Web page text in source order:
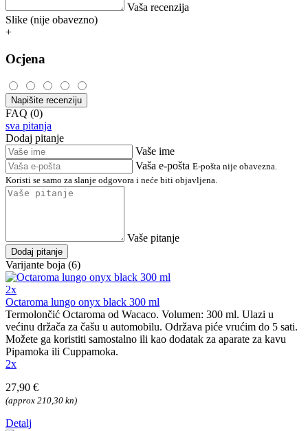
Vaša recenzija
Slike (nije obavezno)
+
Ocjena
Napišite recenziju
FAQ (0)
sva pitanja
Dodaj pitanje
Vaše ime
Vaša e-pošta E-pošta nije obavezna.
Koristi se samo za slanje odgovora i neće biti objavljena.
Vaše pitanje
Dodaj pitanje
Varijante boja (6)
2x
Octaroma lungo onyx black 300 ml
Termolončić Octaroma od Wacaco. Volumen: 300 ml. Ulazi u
većinu držača za čašu u automobilu. Održava piće vrućim do 5 sati.
Možete ga koristiti samostalno ili kao dodatak za aparate za kavu
Pipamoka ili Cuppamoka.
2x
27,90 €
(approx 210,30 kn)
Detalj